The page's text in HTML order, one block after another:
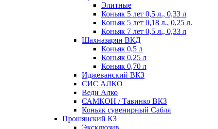
Элитные
Коньяк 5 лет 0,5 л., 0,33 л
Коньяк 5 лет 0,18 л., 0,25 л.
Коньяк 7 лет 0,5 л., 0,33 л
Шахназарян ВКД
Коньяк 0,5 л
Коньяк 0,25 л
Коньяк 0,70 л
Иджеванский ВКЗ
СИС АЛКО
Веди Алко
САМКОН / Тавинко ВКЗ
Коньяк сувенирный Сабля
Прошянский КЗ
Эксклюзив